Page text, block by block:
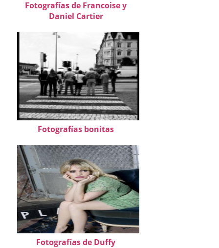
Fotografías de Francoise y
Daniel Cartier
Fotografías bonitas
Fotografías de Duffy